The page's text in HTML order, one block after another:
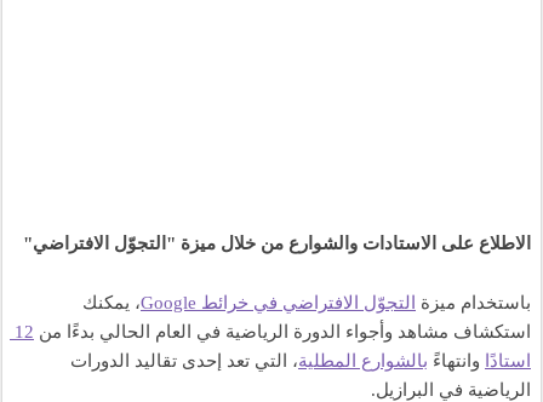
الاطلاع على الاستادات والشوارع من خلال ميزة "التجوّل الافتراضي"
باستخدام ميزة التجوّل الافتراضي في خرائط Google
استكشاف مشاهد وأجواء الدورة الرياضية في العام الحالي بدءًا من
استادًا وانتهاءً بالشوارع المطلية
الرياضية في البرازيل.